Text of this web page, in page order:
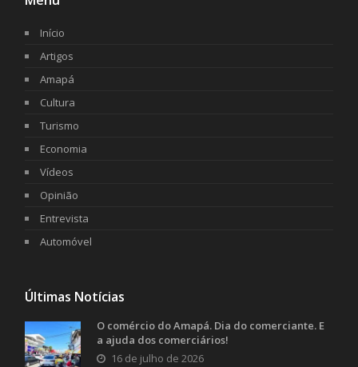
Início
Artigos
Amapá
Cultura
Turismo
Economia
Vídeos
Opinião
Entrevista
Automóvel
Últimas Notícias
O comércio do Amapá. Dia do comerciante. E
a ajuda dos comerciários!
16 de julho de 2026